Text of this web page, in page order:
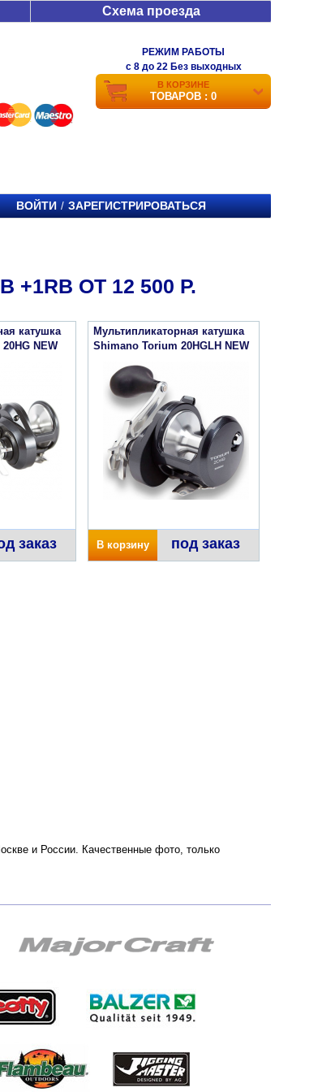
Схема проезда
РЕЖИМ РАБОТЫ
c 8 до 22 Без выходных
В КОРЗИНЕ
ТОВАРОВ : 0
ВОЙТИ / ЗАРЕГИСТРИРОВАТЬСЯ
ОТ 12 500 Р.
катушка
NEW
заказ
Мультипликаторная катушка
Shimano Torium 20HGLH NEW
В корзину под заказ
и России. Качественные фото, только